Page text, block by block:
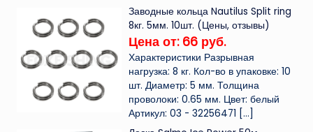
Заводные кольца Nautilus Split ring
8кг. 5мм. 10шт. (Цены, отзывы)
Цена от: 66 руб.
Характеристики Разрывная
нагрузка: 8 кг. Кол-во в упаковке: 10
шт. Диаметр: 5 мм. Толщина
проволоки: 0.65 мм. Цвет: белый
Артикул: 03 - 32256471 […]